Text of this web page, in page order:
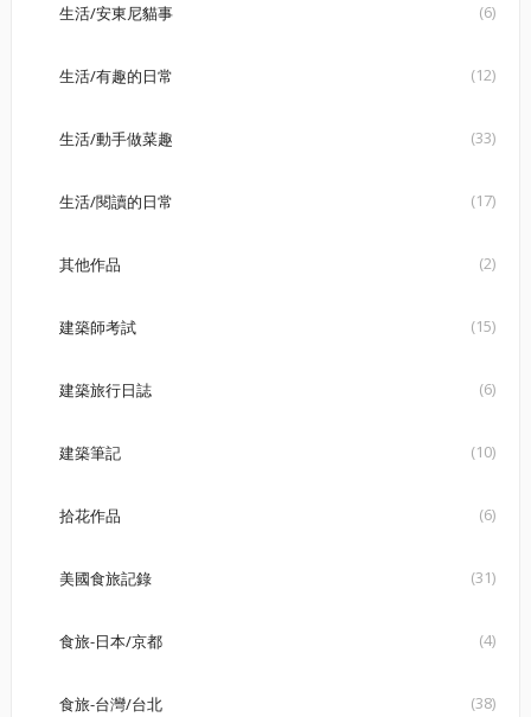
生活/安東尼貓事 (6)
生活/有趣的日常 (12)
生活/動手做菜趣 (33)
生活/閱讀的日常 (17)
其他作品 (2)
建築師考試 (15)
建築旅行日誌 (6)
建築筆記 (10)
拾花作品 (6)
美國食旅記錄 (31)
食旅-日本/京都 (4)
食旅-台灣/台北 (38)